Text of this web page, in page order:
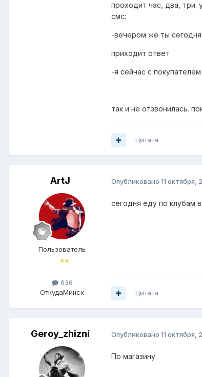
проходит час, два, три.
смс:
-вечером же ты сегодня
приходит ответ
-я сейчас с
так и не отзвонилась.
Цитата
ArtJ
Пользователь
636
ОткудаМинск
Опубликовано 11 октября,
сегодня еду по клубам
Цитата
Geroy_zhizni Опубликовано 11 октября,
По магазину